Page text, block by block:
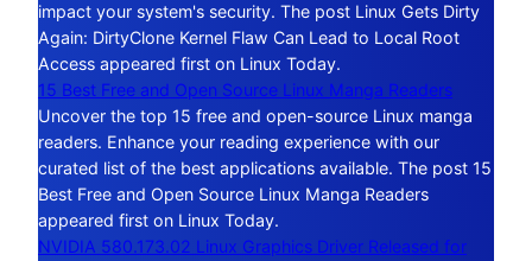
impact your system's security. The post Linux Gets Dirty
Again: DirtyClone Kernel Flaw Can Lead to Local Root
Access appeared first on Linux Today.
15 Best Free and Open Source Linux Manga Readers
Uncover the top 15 free and open-source Linux manga
readers. Enhance your reading experience with our
curated list of the best applications available. The post 15
Best Free and Open Source Linux Manga Readers
appeared first on Linux Today.
NVIDIA 580.173.02 Linux Graphics Driver Released for